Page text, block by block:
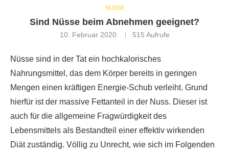
NÜSSE
Sind Nüsse beim Abnehmen geeignet?
10. Februar 2020 515 Aufrufe
Nüsse sind in der Tat ein hochkalorisches
Nahrungsmittel, das dem Körper bereits in geringen
Mengen einen kräftigen Energie-Schub verleiht. Grund
hierfür ist der massive Fettanteil in der Nuss. Dieser ist
auch für die allgemeine Fragwürdigkeit des
Lebensmittels als Bestandteil einer effektiv wirkenden
Diät zuständig. Völlig zu Unrecht, wie sich im Folgenden